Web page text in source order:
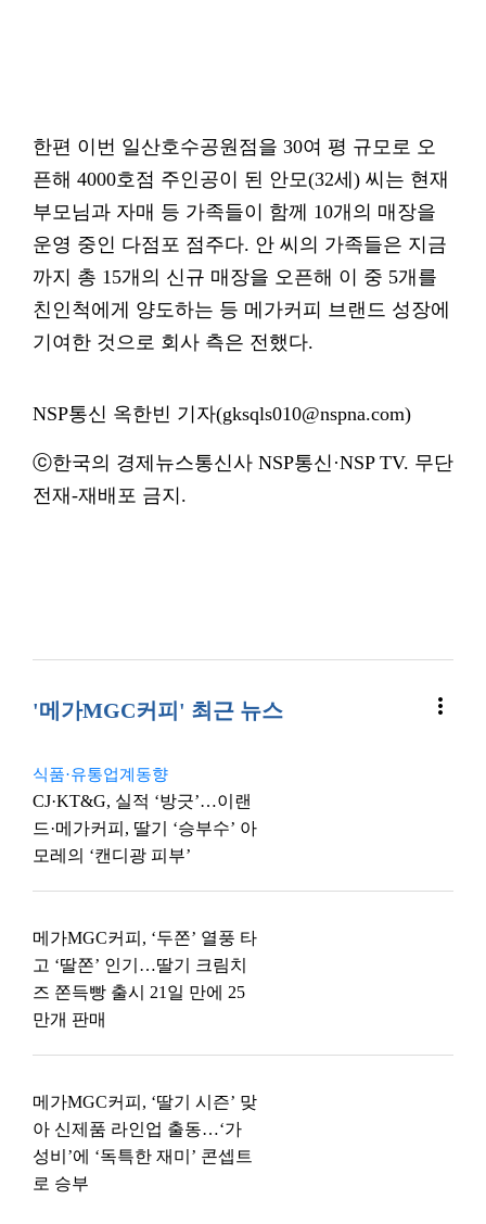
한편 이번 일산호수공원점을 30여 평 규모로 오
픈해 4000호점 주인공이 된 안모(32세) 씨는 현재
부모님과 자매 등 가족들이 함께 10개의 매장을
운영 중인 다점포 점주다. 안 씨의 가족들은 지금
까지 총 15개의 신규 매장을 오픈해 이 중 5개를
친인척에게 양도하는 등 메가커피 브랜드 성장에
기여한 것으로 회사 측은 전했다.
NSP통신 옥한빈 기자(gksqls010@nspna.com)
ⓒ한국의 경제뉴스통신사 NSP통신·NSP TV. 무단
전재-재배포 금지.
'메가MGC커피' 최근 뉴스 more_vert
식품·유통업계동향
CJ·KT&G, 실적 ‘방긋’…이랜
드·메가커피, 딸기 ‘승부수’ 아
모레의 ‘캔디광 피부’
메가MGC커피, ‘두쫀’ 열풍 타
고 ‘딸쫀’ 인기…딸기 크림치
즈 쫀득빵 출시 21일 만에 25
만개 판매
메가MGC커피, ‘딸기 시즌’ 맞
아 신제품 라인업 출동…‘가
성비’에 ‘독특한 재미’ 콘셉트
로 승부